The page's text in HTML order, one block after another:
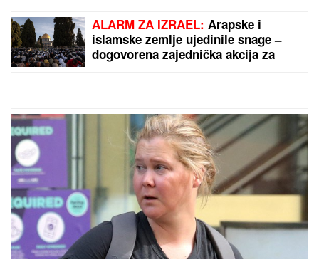
IVAN MARINKOVIĆ JE ZA NJOM
GUBIO GLAVUOvako danas izgleda
lepotica koju smo gledali u "Farmi",
bila u vezi i sa pevačem, a porodična
tragedija ju je slomila